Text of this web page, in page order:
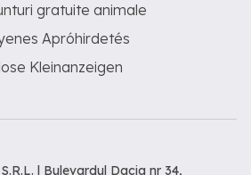
gratuite animale
Apróhirdetés
Kleinanzeigen
| Bulevardul Dacia nr 34,